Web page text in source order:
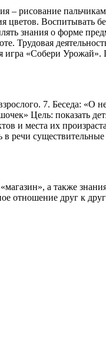
рисование
цветов. Воспитывать
знания о форме
Трудовая
«Собери Урожай».
7. Беседа: «О
Цель: показать
и места их
речи
а также
отношение друг к